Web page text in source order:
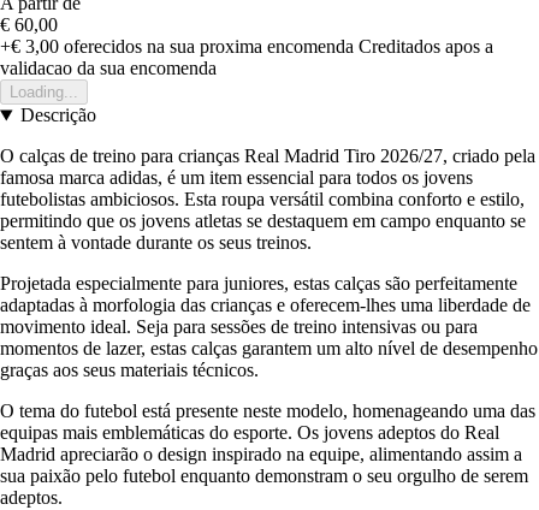
€ 60,00
+€ 3,00 oferecidos na sua proxima encomenda Creditados apos a
validacao da sua encomenda
Loading...
Descrição
O calças de treino para crianças Real Madrid Tiro 2026/27, criado pela
famosa marca adidas, é um item essencial para todos os jovens
futebolistas ambiciosos. Esta roupa versátil combina conforto e estilo,
permitindo que os jovens atletas se destaquem em campo enquanto se
sentem à vontade durante os seus treinos.
Projetada especialmente para juniores, estas calças são perfeitamente
adaptadas à morfologia das crianças e oferecem-lhes uma liberdade de
movimento ideal. Seja para sessões de treino intensivas ou para
momentos de lazer, estas calças garantem um alto nível de desempenho
graças aos seus materiais técnicos.
O tema do futebol está presente neste modelo, homenageando uma das
equipas mais emblemáticas do esporte. Os jovens adeptos do Real
Madrid apreciarão o design inspirado na equipe, alimentando assim a
sua paixão pelo futebol enquanto demonstram o seu orgulho de serem
adeptos.